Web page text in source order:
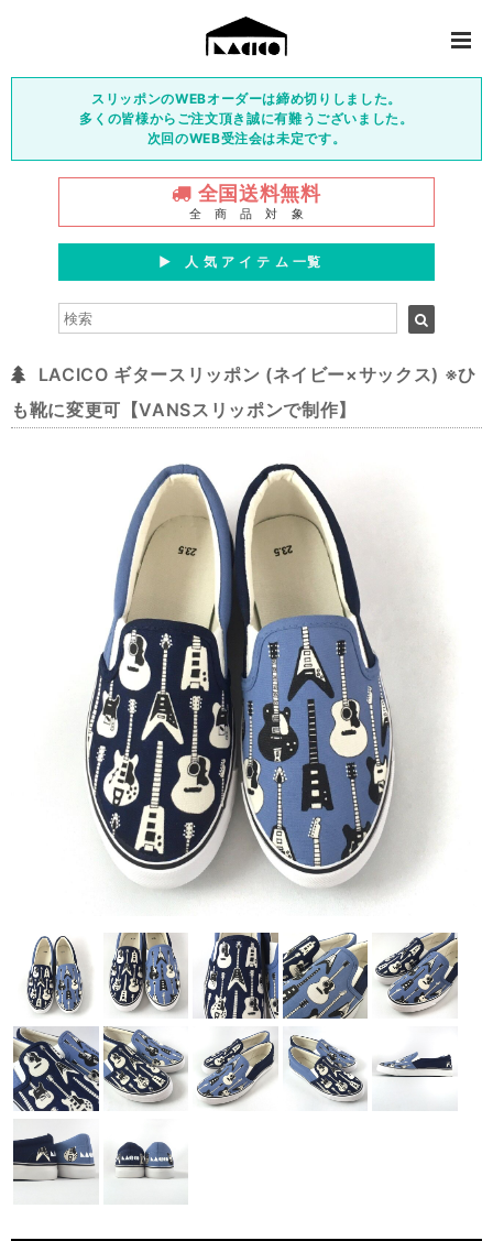
スリッポンのWEBオーダーは締め切りしました。
多くの皆様からご注文頂き誠に有難うございました。
次回のWEB受注会は未定です。
全国送料無料
全 商 品 対 象
▶︎ 人 気 ア イ テ ム 一覧
LACICO ギタースリッポン (ネイビー×サックス) ※ひ
も靴に変更可【VANSスリッポンで制作】